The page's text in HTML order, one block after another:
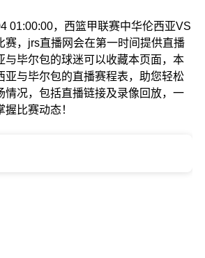
01:00:00，西篮甲联赛中华伦西亚VS
赛，jrs直播网会在第一时间提供直播
与毕尔包的球迷可以收藏本页面，本
亚与毕尔包的直播赛程表，助您轻松
情况，包括直播链接及录像回放，一
比赛动态！